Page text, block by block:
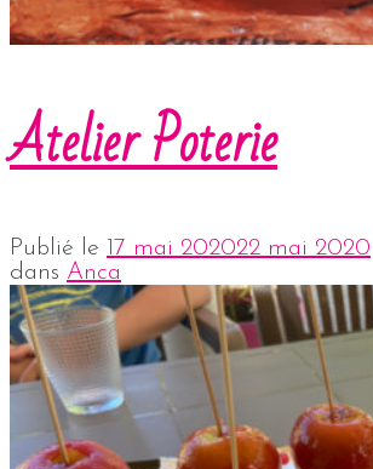
Atelier Poterie
Publié le 17 mai 202022 mai 2020
dans Anca